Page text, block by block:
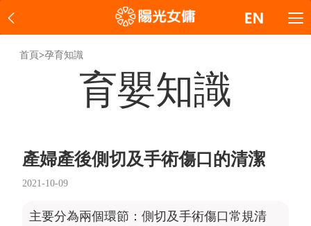
首頁>孕育知識
育嬰知識
產婦產後側切及手術傷口的清潔
2021-10-09
主要分為兩個環節：側切及手術傷口常規清